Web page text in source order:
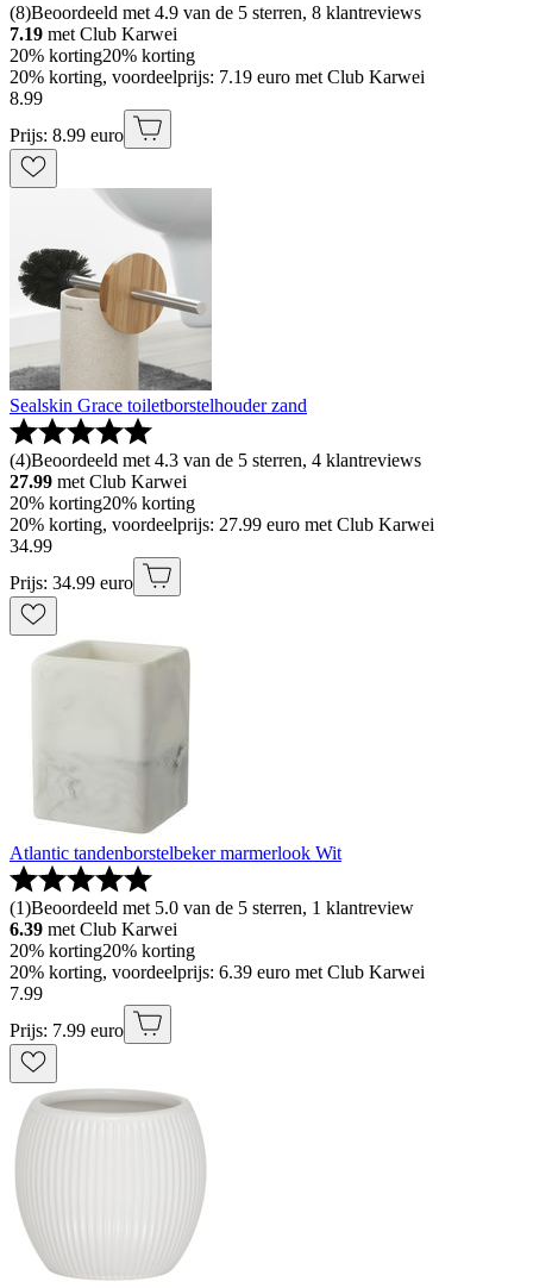
(8)Beoordeeld met 4.9 van de 5 sterren, 8 klantreviews
7.19 met Club Karwei
20% korting20% korting
20% korting, voordeelprijs: 7.19 euro met Club Karwei
8.99
Prijs: 8.99 euro
Sealskin Grace toiletborstelhouder zand
(4)Beoordeeld met 4.3 van de 5 sterren, 4 klantreviews
27.99 met Club Karwei
20% korting20% korting
20% korting, voordeelprijs: 27.99 euro met Club Karwei
34.99
Prijs: 34.99 euro
Atlantic tandenborstelbeker marmerlook Wit
(1)Beoordeeld met 5.0 van de 5 sterren, 1 klantreview
6.39 met Club Karwei
20% korting20% korting
20% korting, voordeelprijs: 6.39 euro met Club Karwei
7.99
Prijs: 7.99 euro